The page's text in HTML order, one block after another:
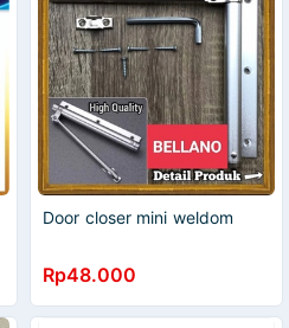
Door closer mini weldom
Rp48.000